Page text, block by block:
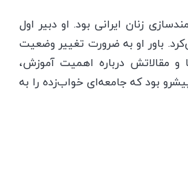
زنان ایرانی بود. او دبیر اول
باور او به ضرورت تغییر وضعیت
مقالاتش درباره اهمیت آموزش،
بود که جامعه‌ای خواب‌زده را به